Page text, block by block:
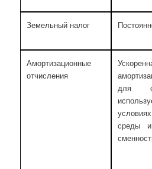
Земельный налог
Амортизационные
отчисления
для
среды